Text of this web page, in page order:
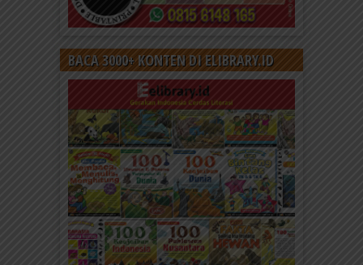
BACA 3000+ KONTEN DI ELIBRARY.ID